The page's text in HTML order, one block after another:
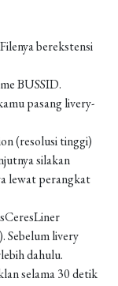
berekstensi
BUSSID.
pasang livery-
(resolusi tinggi)
silakan
lewat perangkat
Sebelum livery
dahulu.
selama 30 detik